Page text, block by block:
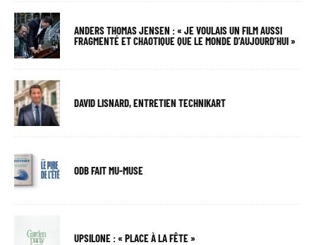
ANDERS THOMAS JENSEN : « JE VOULAIS UN FILM AUSSI
FRAGMENTÉ ET CHAOTIQUE QUE LE MONDE D’AUJOURD’HUI »
DAVID LISNARD, ENTRETIEN TECHNIKART
ODB FAIT MU-MUSE
UPSILONE : « PLACE À LA FÊTE »